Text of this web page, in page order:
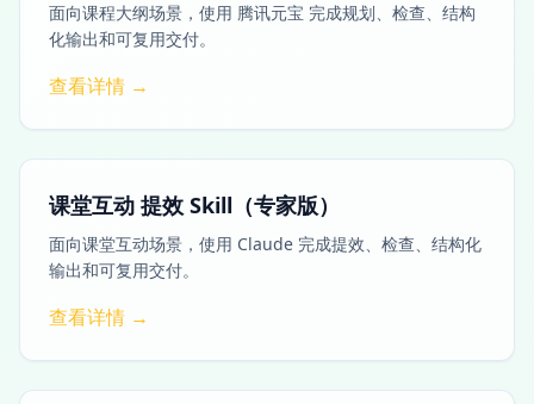
面向课程大纲场景，使用 腾讯元宝 完成规划、检查、结构
化输出和可复用交付。
查看详情 →
课堂互动 提效 Skill（专家版）
面向课堂互动场景，使用 Claude 完成提效、检查、结构化
输出和可复用交付。
查看详情 →